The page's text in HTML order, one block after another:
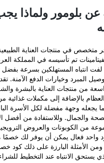
والتوصيل
الدفع الآمنة.
تشكيلات واسعة
بالبشرة
والأظافر
إلى مكملات
محلية
يجعله وجهة
الباحثة عن
للصحة
من أفضل
الموقع مجموعة
والعروض
ويبرز من
فعال يمكن أن
ملحوظًا على
بلومور ولماذا يجب
متخصص في منتجات العناية
تم تأسيسه في المملكة
وقد لفت انتباه المستهلكين بسرعة
المبرد وخيارات الدفع الآمنة.
من منتجات العناية بالبشرة
بالإضافة إلى مكملات غذائية
يجعله وجهة مفضلة لكل الأسرة
والجمال. وللاستفادة من أفضل
من الكوبونات والعروض
واحد فعال يمكن أن يوفر لك